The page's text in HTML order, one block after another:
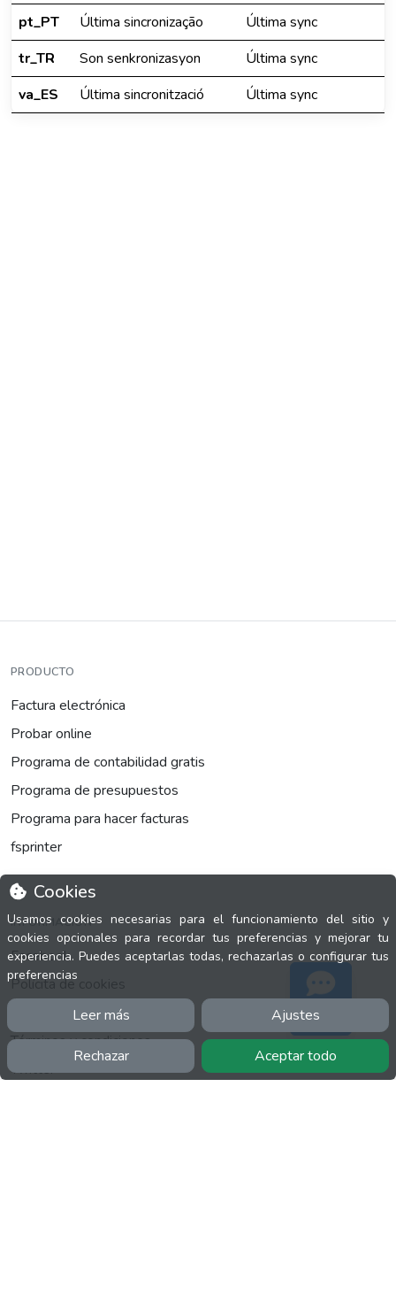
pt_PT
Última sincronização
Última sync
tr_TR
Son senkronizasyon
Última sync
va_ES
Última sincronització Última sync
Cookies
Usamos cookies necesarias para el funcionamiento del sitio y
cookies opcionales para recordar tus preferencias y mejorar tu
experiencia. Puedes aceptarlas todas, rechazarlas o configurar tus
preferencias
Leer más Ajustes
Rechazar Aceptar todo
PRODUCTO
Factura electrónica
Probar online
Programa de contabilidad gratis
Programa de presupuestos
Programa para hacer facturas
fsprinter
INFORMACIÓN
Facebook
Polícita de cookies
Política de privacidad
Términos y condiciones
Twitter
Soporte